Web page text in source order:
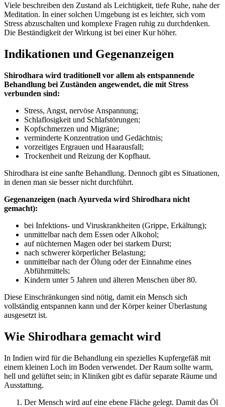
Viele beschreiben den Zustand als Leichtigkeit, tiefe Ruhe, nahe der
Meditation. In einer solchen Umgebung ist es leichter, sich vom
Stress abzuschalten und komplexe Fragen ruhig zu durchdenken.
Die Beständigkeit der Wirkung ist bei einer Kur höher.
Indikationen und Gegenanzeigen
Shirodhara wird traditionell vor allem als entspannende
Behandlung bei Zuständen angewendet, die mit Stress
verbunden sind:
Stress, Angst, nervöse Anspannung;
Schlaflosigkeit und Schlafstörungen;
Kopfschmerzen und Migräne;
verminderte Konzentration und Gedächtnis;
vorzeitiges Ergrauen und Haarausfall;
Trockenheit und Reizung der Kopfhaut.
Shirodhara ist eine sanfte Behandlung. Dennoch gibt es Situationen,
in denen man sie besser nicht durchführt.
Gegenanzeigen (nach Ayurveda wird Shirodhara nicht
gemacht):
bei Infektions- und Viruskrankheiten (Grippe, Erkältung);
unmittelbar nach dem Essen oder Alkohol;
auf nüchternen Magen oder bei starkem Durst;
nach schwerer körperlicher Belastung;
unmittelbar nach der Ölung oder der Einnahme eines
Abführmittels;
Kindern unter 5 Jahren und älteren Menschen über 80.
Diese Einschränkungen sind nötig, damit ein Mensch sich
vollständig entspannen kann und der Körper keiner Überlastung
ausgesetzt ist.
Wie Shirodhara gemacht wird
In Indien wird für die Behandlung ein spezielles Kupfergefäß mit
einem kleinen Loch im Boden verwendet. Der Raum sollte warm,
hell und gelüftet sein; in Kliniken gibt es dafür separate Räume und
Ausstattung.
Der Mensch wird auf eine ebene Fläche gelegt. Damit das Öl